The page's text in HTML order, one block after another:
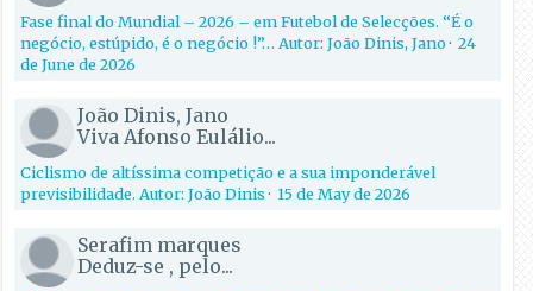
Fase final do Mundial – 2026 – em Futebol de Selecções. “É o
negócio, estúpido, é o negócio !”… Autor: João Dinis, Jano·24
de June de 2026
João Dinis, Jano
Viva Afonso Eulálio...
Ciclismo de altíssima competição e a sua imponderável
previsibilidade. Autor: João Dinis·15 de May de 2026
Serafim marques
Deduz-se , pelo...